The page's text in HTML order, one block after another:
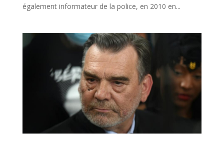
également informateur de la police, en 2010 en...